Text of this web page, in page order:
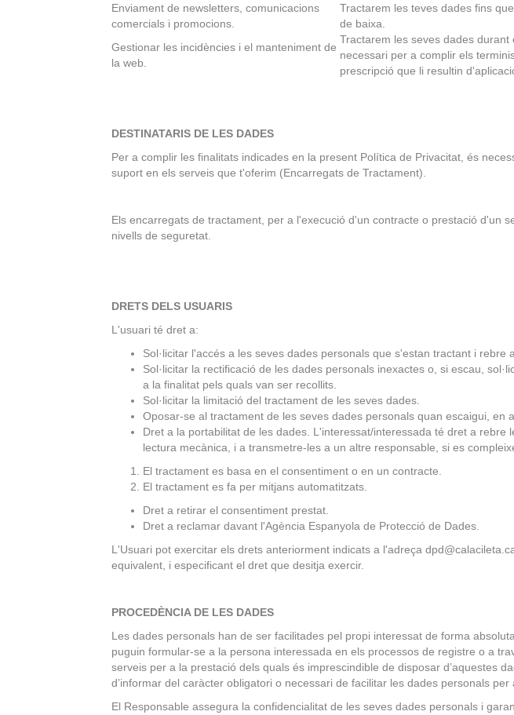
Enviament de newsletters, comunicacions
comercials i promocions.
Tractarem les teves dades fins
de baixa.
Gestionar les incidències i el manteniment de
la web.
Tractarem les seves dades durant
necessari per a complir els
prescripció que li resultin
DESTINATARIS DE LES DADES
Per a complir les finalitats indicades en la present Política de Privacitat, és
suport en els serveis que t'oferim (Encarregats de Tractament).
Els encarregats de tractament, per a l'execució d'un contracte o prestació d'un
nivells de seguretat.
DRETS DELS USUARIS
L'usuari té dret a:
Sol·licitar l'accés a les seves dades personals que s'estan tractant i rebre
Sol·licitar la rectificació de les dades personals inexactes o, si escau,
a la finalitat pels quals van ser recollits.
Sol·licitar la limitació del tractament de les seves dades.
Oposar-se al tractament de les seves dades personals quan escaigui,
Dret a la portabilitat de les dades. L'interessat/interessada té dret a
lectura mecànica, i a transmetre-les a un altre responsable, si es
El tractament es basa en el consentiment o en un contracte.
El tractament es fa per mitjans automatitzats.
Dret a retirar el consentiment prestat.
Dret a reclamar davant l'Agència Espanyola de Protecció de Dades.
L'Usuari pot exercitar els drets anteriorment indicats a l'adreça
equivalent, i especificant el dret que desitja exercir.
PROCEDÈNCIA DE LES DADES
Les dades personals han de ser facilitades pel propi interessat de forma
puguin formular-se a la persona interessada en els processos de registre o a
serveis per a la prestació dels quals és imprescindible de disposar d’aquestes
d’informar del caràcter obligatori o necessari de facilitar les dades personals
El Responsable assegura la confidencialitat de les seves dades personals i